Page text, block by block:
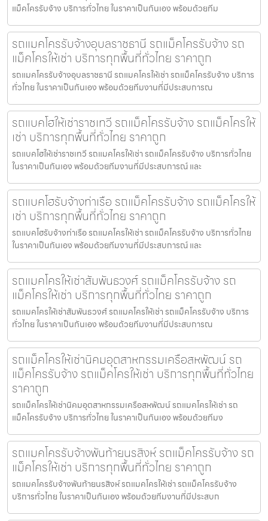
แม็คโครรับจ้าง บริการทั่วไทย ในราคาเป็นกันเอง พร้อมด้วยทีม
รถแมคโครรับจ้างอุบลราชธานี รถแม็คโครรับจ้าง รถ
แม็คโครให้เช่า บริการทุกพื้นที่ทั่วไทย ราคาถูก
รถแมคโครรับจ้างอุบลราชธานี รถแมคโครให้เช่า รถแม็คโครรับจ้าง บริการ
ทั่วไทย ในราคาเป็นกันเอง พร้อมด้วยทีมงานที่มีประสบการณ
รถแบคโฮให้เช่าราชเทวี รถแม็คโครรับจ้าง รถแม็คโครให้
เช่า บริการทุกพื้นที่ทั่วไทย ราคาถูก
รถแบคโฮให้เช่าราชเทวี รถแมคโครให้เช่า รถแม็คโครรับจ้าง บริการทั่วไทย
ในราคาเป็นกันเอง พร้อมด้วยทีมงานที่มีประสบการณ์ และ
รถแบคโฮรับจ้างท่าเรือ รถแม็คโครรับจ้าง รถแม็คโครให้
เช่า บริการทุกพื้นที่ทั่วไทย ราคาถูก
รถแบคโฮรับจ้างท่าเรือ รถแมคโครให้เช่า รถแม็คโครรับจ้าง บริการทั่วไทย
ในราคาเป็นกันเอง พร้อมด้วยทีมงานที่มีประสบการณ์ และ
รถแมคโครให้เช่าสัมพันธวงศ์ รถแม็คโครรับจ้าง รถ
แม็คโครให้เช่า บริการทุกพื้นที่ทั่วไทย ราคาถูก
รถแมคโครให้เช่าสัมพันธวงศ์ รถแมคโครให้เช่า รถแม็คโครรับจ้าง บริการ
ทั่วไทย ในราคาเป็นกันเอง พร้อมด้วยทีมงานที่มีประสบการณ
รถแม็คโครให้เช่านิคมอุตสาหกรรมเครือสหพัฒน์ รถ
แม็คโครรับจ้าง รถแม็คโครให้เช่า บริการทุกพื้นที่ทั่วไทย
ราคาถูก
รถแม็คโครให้เช่านิคมอุตสาหกรรมเครือสหพัฒน์ รถแมคโครให้เช่า รถ
แม็คโครรับจ้าง บริการทั่วไทย ในราคาเป็นกันเอง พร้อมด้วยทีมง
รถแมคโครรับจ้างพันท้ายนรสิงห์ รถแม็คโครรับจ้าง รถ
แม็คโครให้เช่า บริการทุกพื้นที่ทั่วไทย ราคาถูก
รถแมคโครรับจ้างพันท้ายนรสิงห์ รถแมคโครให้เช่า รถแม็คโครรับจ้าง
บริการทั่วไทย ในราคาเป็นกันเอง พร้อมด้วยทีมงานที่มีประสบก